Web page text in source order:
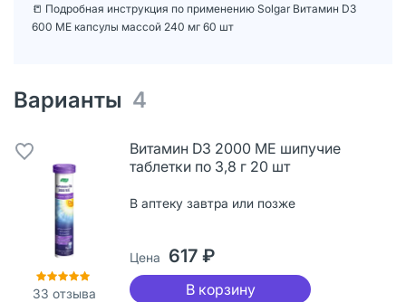
📒 Подробная инструкция по применению Solgar Витамин D3
600 МЕ капсулы массой 240 мг 60 шт
Варианты 4
33 отзыва
Витамин D3 2000 ME шипучие
таблетки по 3,8 г 20 шт
В аптеку завтра или позже
Цена 617 ₽
В корзину